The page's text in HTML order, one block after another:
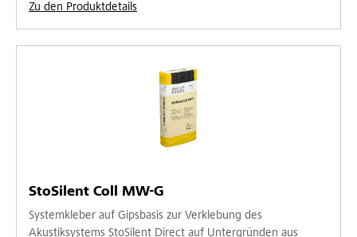
Zu den Produktdetails
StoSilent Coll MW-G
Systemkleber auf Gipsbasis zur Verklebung des
Akustiksystems StoSilent Direct auf Untergründen aus